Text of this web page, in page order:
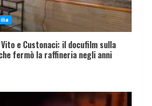
e Custonaci: il docufilm sulla
fermò la raffineria negli anni